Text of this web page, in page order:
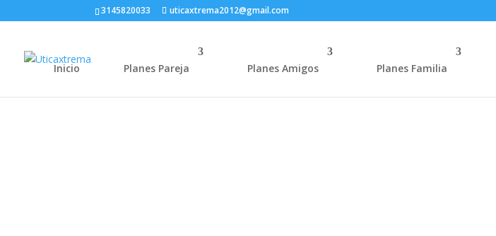
3145820033 uticaxtrema2012@gmail.com
Inicio Planes Pareja Planes Amigos Planes Familia